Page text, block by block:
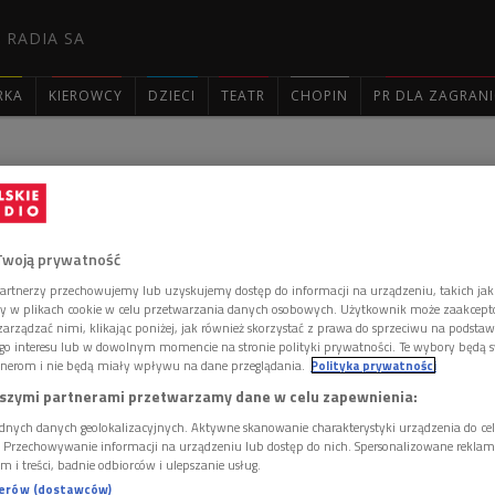
RADIA SA
KIEROWCY DZIECI TEATR CHOPIN PR DLA

- odcinek 3155 - 12
13:21
prywatność
przechowujemy lub uzyskujemy dostęp do informacji na urządzeniu, takich
w plikach cookie w celu przetwarzania danych osobowych. Użytkownik może
nimi, klikając poniżej, jak również skorzystać z prawa do sprzeciwu na
interesu lub w dowolnym momencie na stronie polityki prywatności. Te wybory będą
i nie będą miały wpływu na dane przeglądania. Polityka prywatności
partnerami przetwarzamy dane w celu zapewnienia:
danych geolokalizacyjnych. Aktywne skanowanie charakterystyki urządzenia do
informacji na urządzeniu lub dostęp do nich. Spersonalizowane
i treści, badnie odbiorców i ulepszanie usług.
(dostawców)